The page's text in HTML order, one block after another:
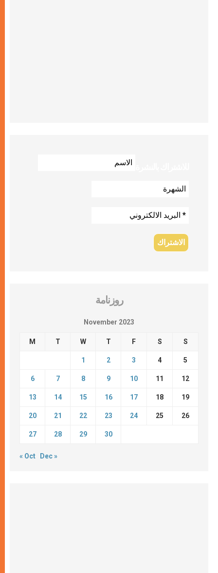
روزنامة
November 2023
M T W T F S S
1 2 3 4 5
6 7 8 9 10 11 12
13 14 15 16 17 18 19
20 21 22 23 24 25 26
27 28 29 30
« Oct Dec »